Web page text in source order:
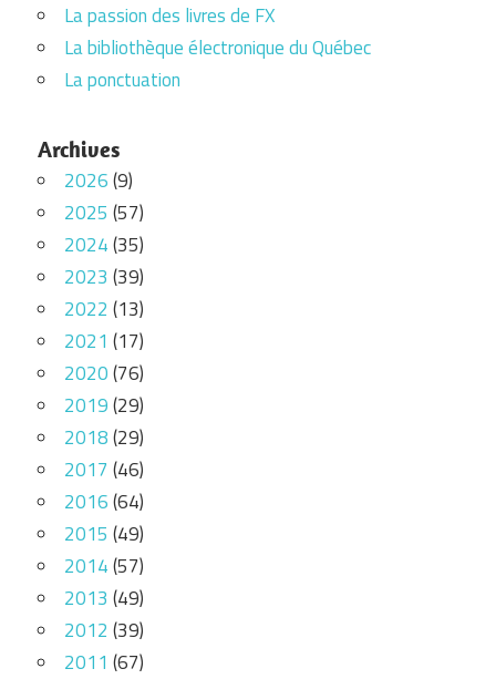
La passion des livres de FX
La bibliothèque électronique du Québec
La ponctuation
Archives
2026(9)
2025 (57)
2024(35)
2023 (39)
2022 (13)
2021 (17)
2020(76)
2019(29)
2018(29)
2017 (46)
2016(64)
2015 (49)
2014(57)
2013 (49)
2012 (39)
2011 (67)